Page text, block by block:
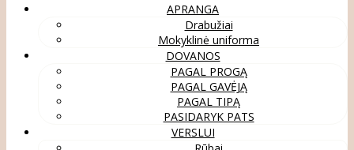
APRANGA
Drabužiai
Mokyklinė uniforma
DOVANOS
PAGAL PROGĄ
PAGAL GAVĖJĄ
PAGAL TIPĄ
PASIDARYK PATS
VERSLUI